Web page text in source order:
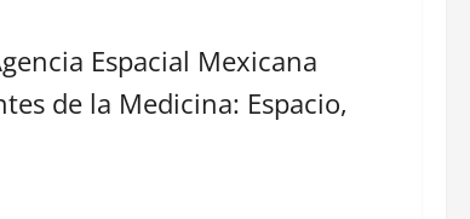
Espacial Mexicana
de la Medicina: Espacio,